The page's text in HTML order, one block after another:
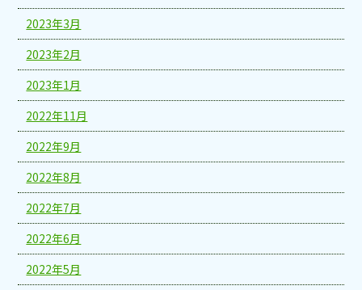
2023年3月
2023年2月
2023年1月
2022年11月
2022年9月
2022年8月
2022年7月
2022年6月
2022年5月